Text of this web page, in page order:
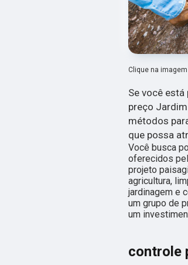
Clique na
Se você
preço
métodos
que possa
Você busca
oferecidos
projeto
agricultura,
jardinagem e
um grupo de
um
controle